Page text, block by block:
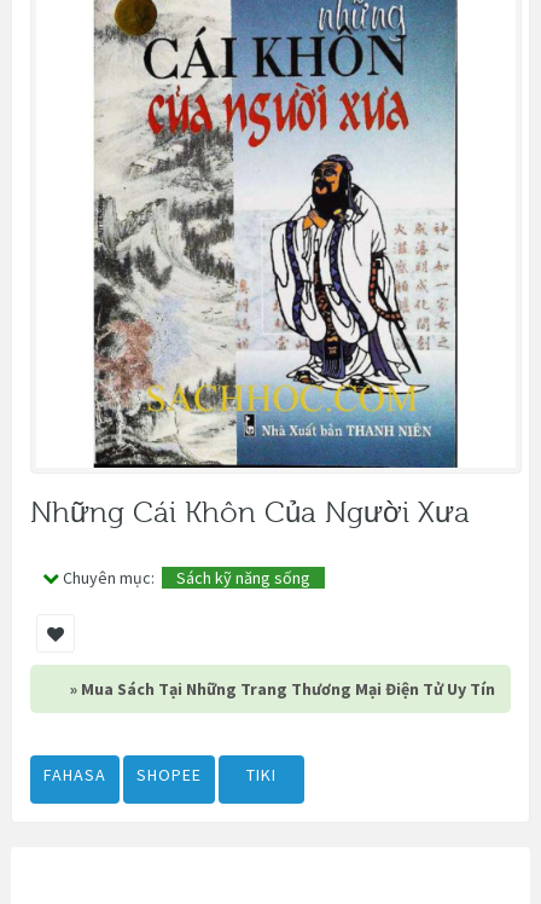
Những Cái Khôn Của Người Xưa
Chuyên mục: Sách kỹ năng sống
» Mua Sách Tại Những Trang Thương Mại Điện Tử Uy Tín
FAHASA SHOPEE TIKI